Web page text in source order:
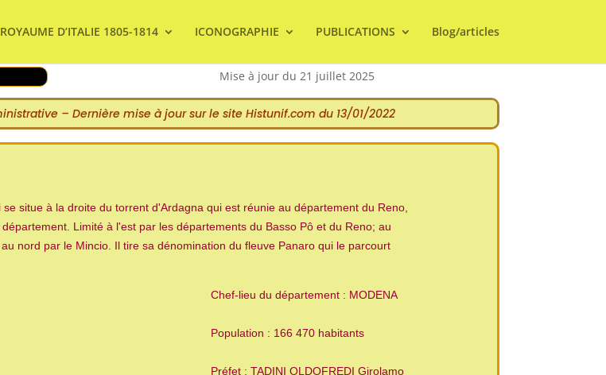
ROYAUME D’ITALIE 1805-1814 ICONOGRAPHIE PUBLICATIONS Blog/articles
Mise à jour du 21 juillet 2025
– Dernière mise à jour sur le site Histunif.com du 13/01/2022
Chef-lieu du département : MODENA
Population : 166 470 habitants
Préfet : TADINI OLDOFREDI Girolamo
situe à la droite du torrent d'Ardagna qui est réunie au département du Reno,
Limité à l'est par les départements du Basso Pô et du Reno; au
nord par le Mincio. Il tire sa dénomination du fleuve Panaro qui le parcourt